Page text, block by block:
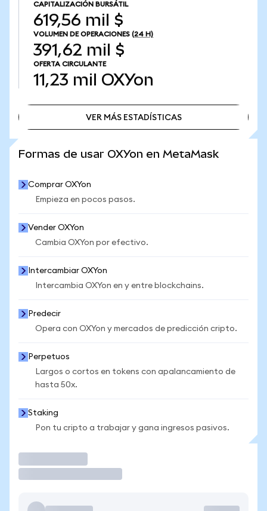
CAPITALIZACIÓN BURSÁTIL
619,56 mil $
VOLUMEN DE OPERACIONES (24 H)
391,62 mil $
OFERTA CIRCULANTE
11,23 mil OXYon
VER MÁS ESTADÍSTICAS
Formas de usar OXYon en MetaMask
Comprar OXYon
Empieza en pocos pasos.
Vender OXYon
Cambia OXYon por efectivo.
Intercambiar OXYon
Intercambia OXYon en y entre blockchains.
Predecir
Opera con OXYon y mercados de predicción cripto.
Perpetuos
Largos o cortos en tokens con apalancamiento de
hasta 50x.
Staking
Pon tu cripto a trabajar y gana ingresos pasivos.